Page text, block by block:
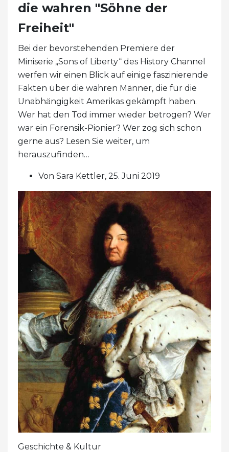
die wahren "Söhne der
Freiheit"
Bei der bevorstehenden Premiere der
Miniserie „Sons of Liberty“ des History Channel
werfen wir einen Blick auf einige faszinierende
Fakten über die wahren Männer, die für die
Unabhängigkeit Amerikas gekämpft haben.
Wer hat den Tod immer wieder betrogen? Wer
war ein Forensik-Pionier? Wer zog sich schon
gerne aus? Lesen Sie weiter, um
herauszufinden…
Von Sara Kettler, 25. Juni 2019
Geschichte & Kultur